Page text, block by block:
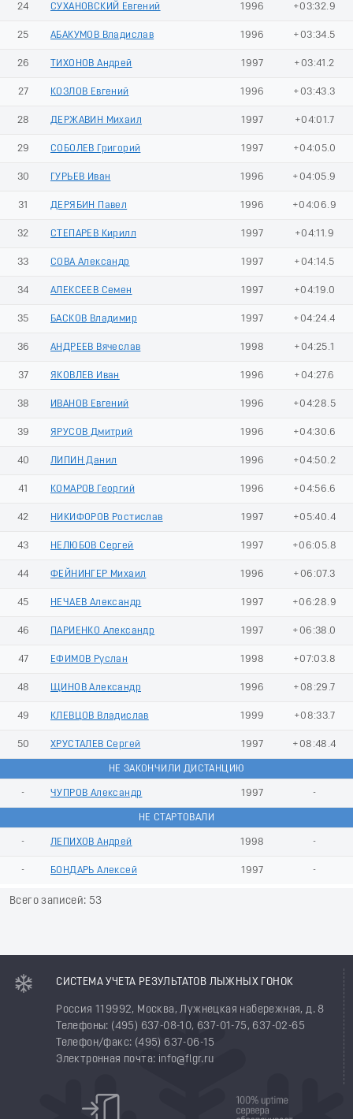
24 СУХАНОВСКИЙ Евгений 1996 +03:32.9
25 АБАКУМОВ Владислав 1996 +03:34.5
26 ТИХОНОВ Андрей 1997 +03:41.2
27 КОЗЛОВ Евгений 1996 +03:43.3
28 ДЕРЖАВИН Михаил 1997 +04:01.7
29 СОБОЛЕВ Григорий 1997 +04:05.0
30 ГУРЬЕВ Иван 1996 +04:05.9
31 ДЕРЯБИН Павел 1996 +04:06.9
32 СТЕПАРЕВ Кирилл 1997 +04:11.9
33 СОВА Александр 1997 +04:14.5
34 АЛЕКСЕЕВ Семен 1997 +04:19.0
35 БАСКОВ Владимир 1997 +04:24.4
36 АНДРЕЕВ Вячеслав 1998 +04:25.1
37 ЯКОВЛЕВ Иван 1996 +04:27.6
38 ИВАНОВ Евгений 1996 +04:28.5
39 ЯРУСОВ Дмитрий 1996 +04:30.6
40 ЛИПИН Данил 1996 +04:50.2
41 КОМАРОВ Георгий 1996 +04:56.6
42 НИКИФОРОВ Ростислав 1997 +05:40.4
43 НЕЛЮБОВ Сергей 1997 +06:05.8
44 ФЕЙНИНГЕР Михаил 1996 +06:07.3
45 НЕЧАЕВ Александр 1997 +06:28.9
46 ПАРИЕНКО Александр 1997 +06:38.0
47 ЕФИМОВ Руслан 1998 +07:03.8
48 ЩИНОВ Александр 1996 +08:29.7
49 КЛЕВЦОВ Владислав 1999 +08:33.7
50 ХРУСТАЛЕВ Сергей 1997 +08:48.4
НЕ ЗАКОНЧИЛИ ДИСТАНЦИЮ
- ЧУПРОВ Александр 1997 -
НЕ СТАРТОВАЛИ
- ЛЕПИХОВ Андрей 1998 -
- БОНДАРЬ Алексей 1997 -
Всего записей: 53
СИСТЕМА УЧЕТА РЕЗУЛЬТАТОВ ЛЫЖНЫХ ГОНОК
Россия 119992, Москва, Лужнецкая набережная, д. 8
Телефоны: (495) 637-08-10, 637-01-75, 637-02-65
Телефон/факс: (495) 637-06-15
Электронная почта: info@flgr.ru